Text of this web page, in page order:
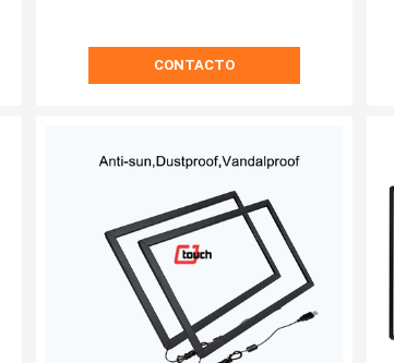
CONTACTO